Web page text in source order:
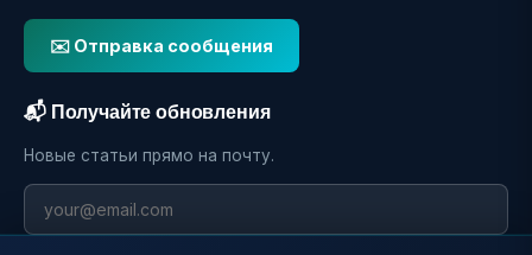
✉️ Отправка сообщения
📬 Получайте обновления
Новые статьи прямо на почту.